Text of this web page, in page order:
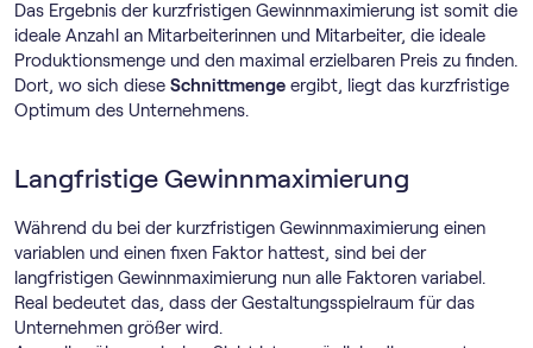
Das Ergebnis der kurzfristigen Gewinnmaximierung ist somit die
ideale Anzahl an Mitarbeiterinnen und Mitarbeiter, die ideale
Produktionsmenge und den maximal erzielbaren Preis zu finden.
Dort, wo sich diese Schnittmenge ergibt, liegt das kurzfristige
Optimum des Unternehmens.
Langfristige Gewinnmaximierung
Während du bei der kurzfristigen Gewinnmaximierung einen
variablen und einen fixen Faktor hattest, sind bei der
langfristigen Gewinnmaximierung nun alle Faktoren variabel.
Real bedeutet das, dass der Gestaltungsspielraum für das
Unternehmen größer wird.